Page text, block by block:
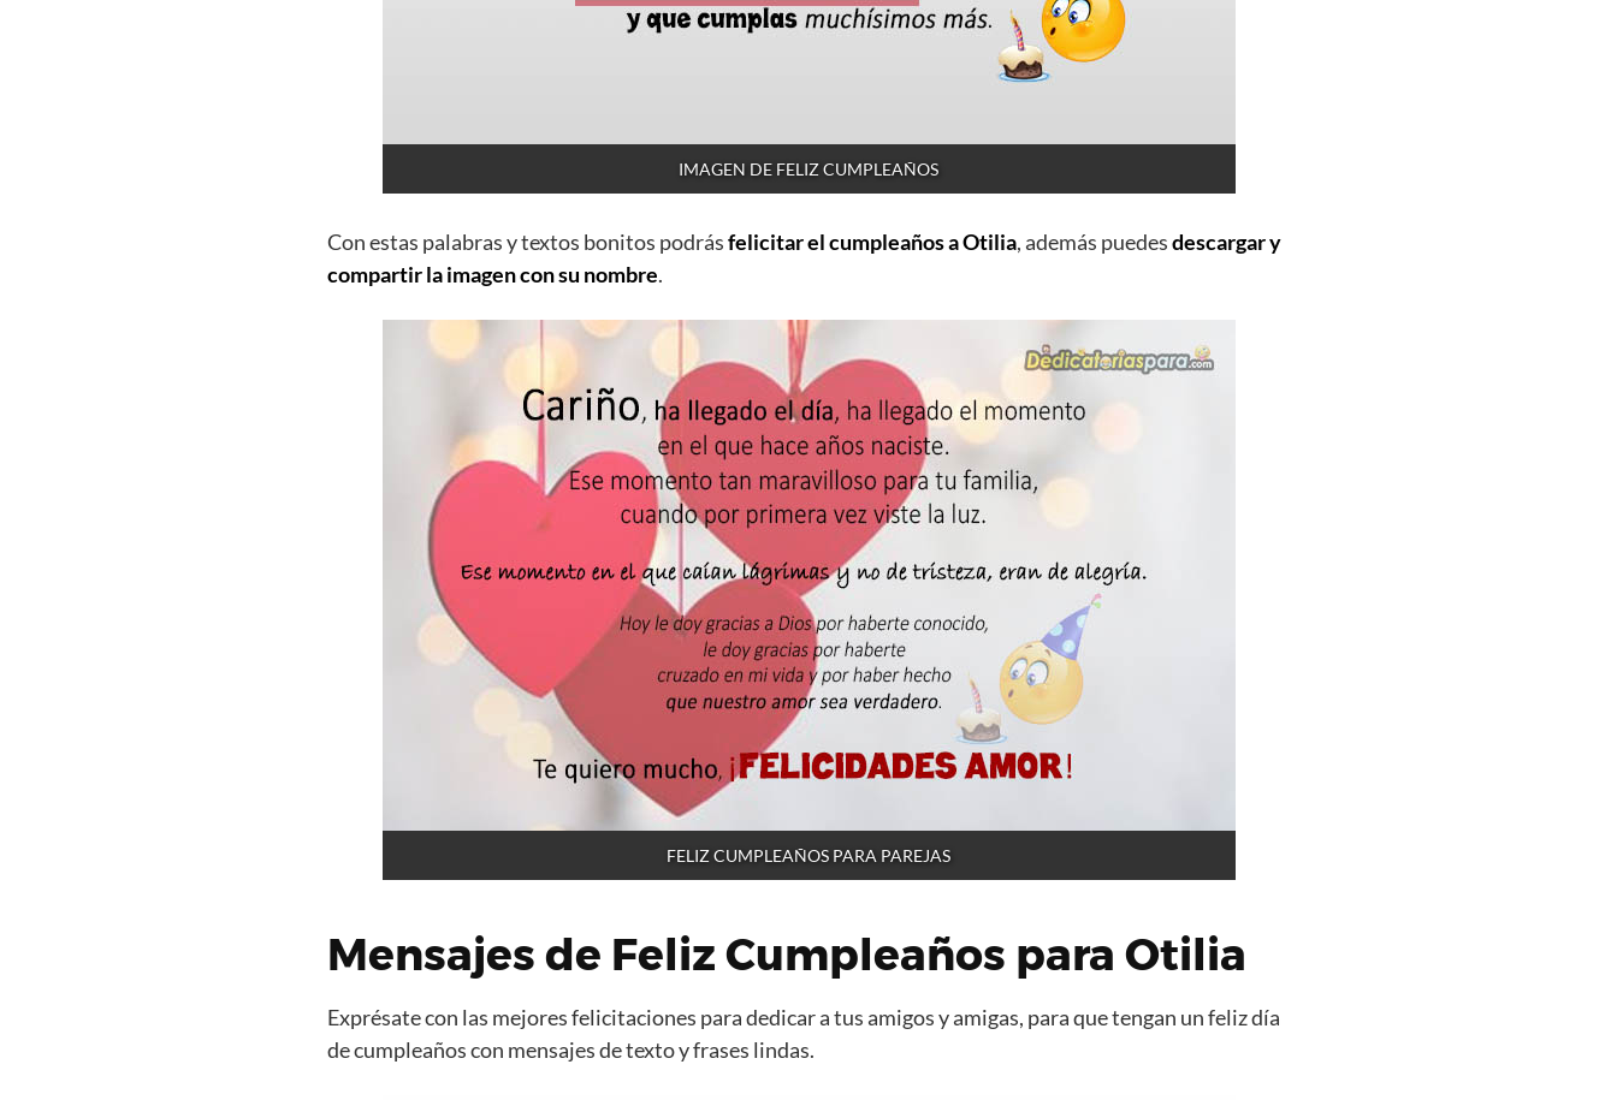
IMAGEN DE FELIZ CUMPLEAÑOS
Con estas palabras y textos bonitos podrásfelicitar el cumpleaños a Otilia, además puedesdescargar y
compartir la imagen con su nombre.
FELIZ CUMPLEAÑOS PARA PAREJAS
Mensajes de Feliz Cumpleaños para Otilia
Exprésate con las mejores felicitaciones para dedicar a tus amigos y amigas, para que tengan un feliz día
de cumpleaños con mensajes de texto y frases lindas.